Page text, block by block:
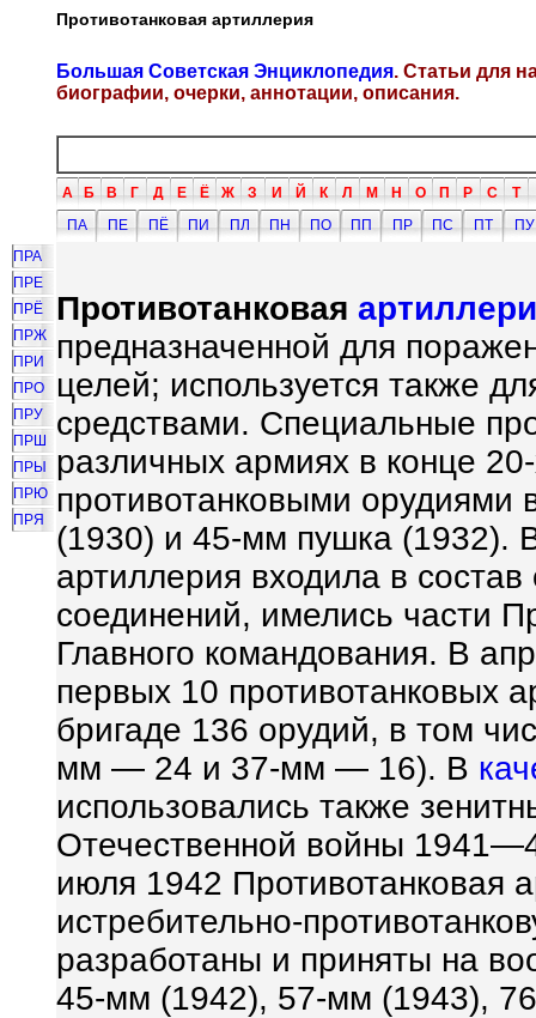
Противотанковая артиллерия
Большая Советская Энциклопедия. Статьи для
биографии, очерки, аннотации, описания.
А Б В Г Д Е Ё Ж З И Й К Л М Н О П Р С Т
ПА
ПЕ ПЁ ПИ ПЛ ПН ПО ПП ПР ПС ПТ
ПУ
ПРА
ПРЕ
ПРЁ
ПРЖ
ПРИ
ПРО
ПРУ
ПРШ
ПРЫ
ПРЮ
ПРЯ
Противотанковая
предназначенной для
целей; используется также
средствами. Специальные
различных армиях в конце
противотанковыми
(1930) и 45-мм пушка (1932).
артиллерия входила в
соединений, имелись части
Главного командования. В
первых 10 противотанковых
бригаде 136 орудий, в том
мм — 24 и 37-мм — 16). В
использовались также
Отечественной войны
июля 1942 Противотанковая
истребительно-
разработаны и приняты на
45-мм (1942), 57-мм (1943),